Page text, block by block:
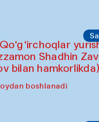
Shadhin
bilan hamkorlikda)
boshlanadi